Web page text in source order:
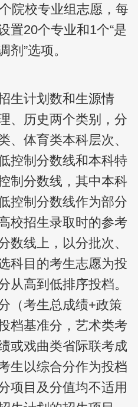
院校专业组志愿，每
置20个专业和1个“是
”选项。
计划数和生源情
、历史两个类别，分
、体育类本科层次、
控制分数线和本科特
制分数线，其中本科
控制分数线作为部分
校招生录取时的参考
数线上，以分批次、
科目的考生志愿为投
从高到低排序投档。
（考生总成绩+政策
档基准分，艺术类考
或戏曲类省际联考成
生以综合分作为投档
项目及分值均不适用